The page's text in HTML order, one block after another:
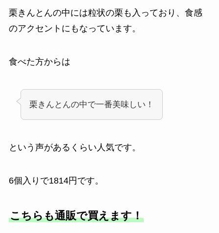
栗きんとんの中には粒状の栗も入っており、食感
のアクセントにもなっています。
食べた方からは
栗きんとんの中で一番美味しい！
という声があるくらい人気です。
6個入りで1814円です。
こちらも通販で買えます！